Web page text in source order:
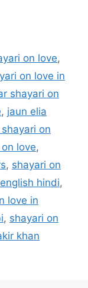
on love,
on love in
shayari on
, jaun elia
on
love,
, shayari on
hindi,
love in
, shayari on
khan